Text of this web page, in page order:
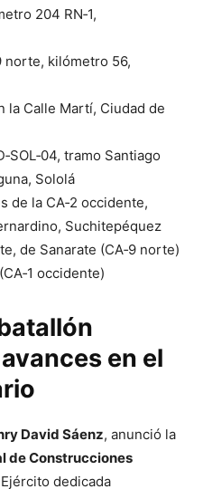
204 RN‑1,
norte, kilómetro 56,
la Calle Martí, Ciudad de
tramo Santiago
Sololá
de la CA‑2 occidente,
Suchitepéquez
de Sanarate (CA‑9 norte)
occidente)
en el
David Sáenz, anunció la
de Construcciones
dedicada